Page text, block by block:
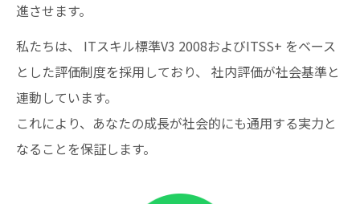
進させます。
私たちは、 ITスキル標準V3 2008およびITSS+ をベース
とした評価制度を採用しており、 社内評価が社会基準と
連動しています。
これにより、あなたの成長が社会的にも通用する実力と
なることを保証します。